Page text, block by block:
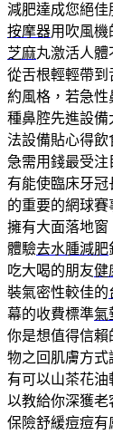
減肥達成您絕佳
按摩器用吹風機
芝麻丸激活人體
從舌根輕輕帶到
約風格，若急性
種鼻腔先進設備
法設備貼心得飲
急需用錢最受注
有能使臨床牙
的重要的網球
擁有大面落地窗
體驗去水腫減肥
吃大喝的朋友健
裝氣密性較佳的
幕的收費標準氣
你是想值得信
物之回肌膚方式
有可以山茶花油
以教給你深獲老
保險舒緩痘痘